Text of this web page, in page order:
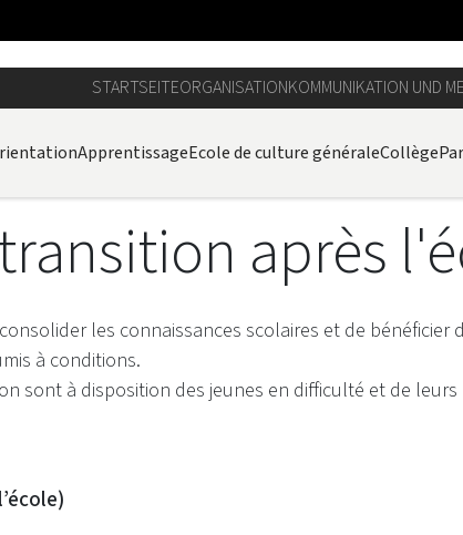
STARTSEITEORGANISATIONKOMMUNIKATION UND
ApprentissageEcole de culture généraleCollège
après
les connaissances scolaires et de
à conditions.
sont à disposition des jeunes en difficulté et de